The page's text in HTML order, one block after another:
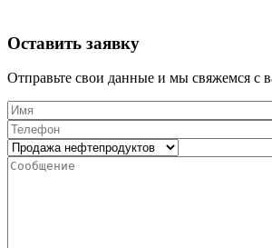
Оставить заявку
Отправьте свои данные и мы свяжемся с